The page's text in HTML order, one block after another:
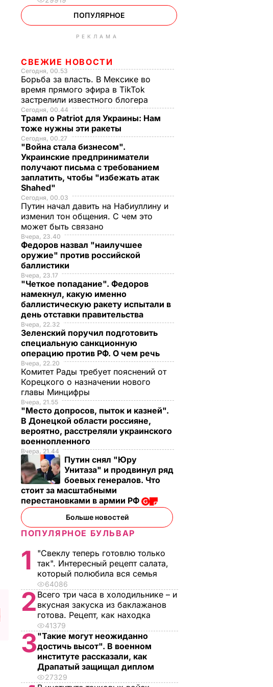
ПОПУЛЯРНОЕ
РЕКЛАМА
СВЕЖИЕ НОВОСТИ
Сегодня, 00.53
Борьба за власть. В Мексике во
время прямого эфира в TikTok
застрелили известного блогера
Сегодня, 00.44
Трамп о Patriot для Украины: Нам
тоже нужны эти ракеты
Сегодня, 00.27
"Война стала бизнесом".
Украинские предприниматели
получают письма с требованием
заплатить, чтобы "избежать атак
Shahed"
Сегодня, 00.03
Путин начал давить на Набиуллину и
изменил тон общения. С чем это
может быть связано
Вчера, 23.40
Федоров назвал "наилучшее
оружие" против российской
баллистики
Вчера, 23.17
"Четкое попадание". Федоров
намекнул, какую именно
баллистическую ракету испытали в
день отставки правительства
Вчера, 22.32
Зеленский поручил подготовить
специальную санкционную
операцию против РФ. О чем речь
Вчера, 22.20
Комитет Рады требует пояснений от
Корецкого о назначении нового
главы Минцифры
Вчера, 21.55
"Место допросов, пыток и казней".
В Донецкой области россияне,
вероятно, расстреляли украинского
военнопленного
Вчера, 21.44
Путин снял "Юру
Унитаза" и продвинул ряд
боевых генералов. Что
стоит за масштабными
перестановками в армии РФ
Больше новостей
ПОПУЛЯРНОЕ БУЛЬВАР
1
"Свеклу теперь готовлю только
так". Интересный рецепт салата,
который полюбила вся семья
64086
2 Всего три часа в холодильнике – и
вкусная закуска из баклажанов
готова. Рецепт, как находка
41379
3"Такие могут неожиданно
достичь высот". В военном
институте рассказали, как
Драпатый защищал диплом
27329